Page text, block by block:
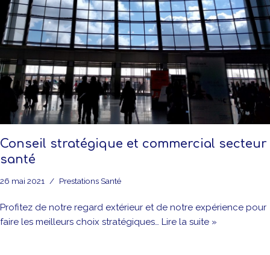
Conseil stratégique et commercial secteur
santé
26 mai 2021 Prestations Santé
Profitez de notre regard extérieur et de notre expérience pour
faire les meilleurs choix stratégiques… Lire la suite »